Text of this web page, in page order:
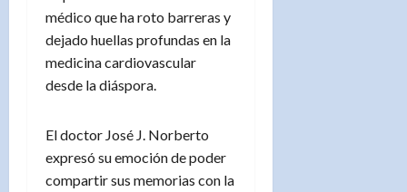
médico que ha roto barreras y
dejado huellas profundas en la
medicina cardiovascular
desde la diáspora.
El doctor José J. Norberto
expresó su emoción de poder
compartir sus memorias con la